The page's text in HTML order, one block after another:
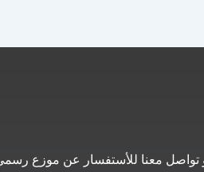
تواصل معنا للأستفسار عن موزع